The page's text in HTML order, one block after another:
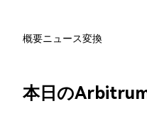
概要ニュース変換
本日の